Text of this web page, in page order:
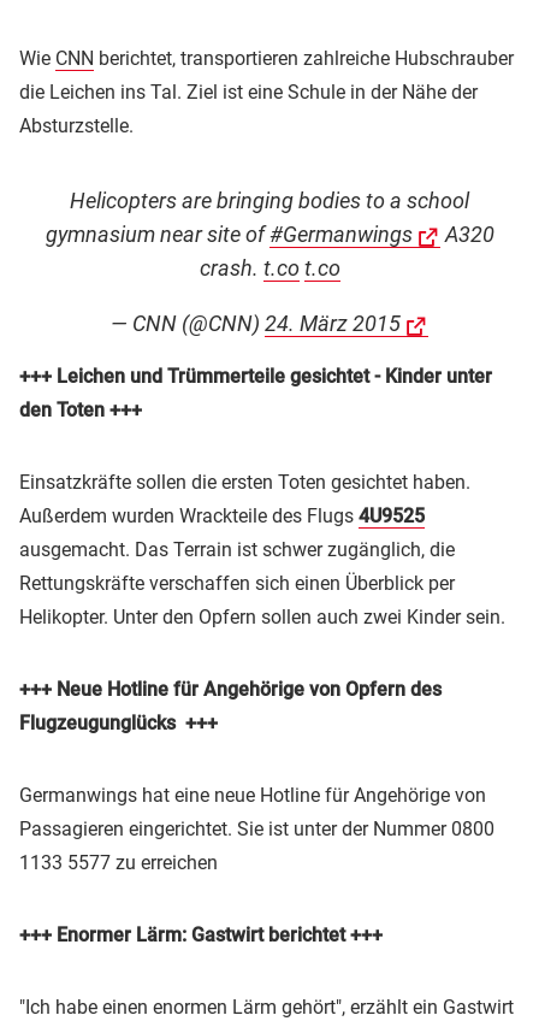
Wie CNN berichtet, transportieren zahlreiche Hubschrauber
die Leichen ins Tal. Ziel ist eine Schule in der Nähe der
Absturzstelle.
Helicopters are bringing bodies to a school
gymnasium near site of#Germanwings
A320
crash. t.co t.co
— CNN (@CNN) 24. März 2015
+++ Leichen und Trümmerteile gesichtet - Kinder unter
den Toten +++
Einsatzkräfte sollen die ersten Toten gesichtet haben.
Außerdem wurden Wrackteile des Flugs 4U9525
ausgemacht. Das Terrain ist schwer zugänglich, die
Rettungskräfte verschaffen sich einen Überblick per
Helikopter. Unter den Opfern sollen auch zwei Kinder sein.
+++ Neue Hotline für Angehörige von Opfern des
Flugzeugunglücks +++
Germanwings hat eine neue Hotline für Angehörige von
Passagieren eingerichtet. Sie ist unter der Nummer 0800
1133 5577 zu erreichen
+++ Enormer Lärm: Gastwirt berichtet +++
"Ich habe einen enormen Lärm gehört", erzählt ein Gastwirt